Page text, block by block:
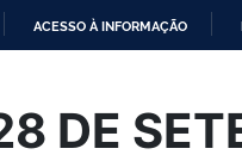
ACESSO À INFORMAÇÃO
DE